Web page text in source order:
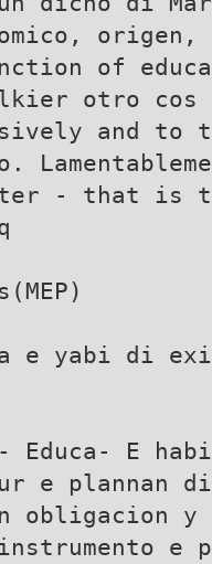
of
otro cos
and
- that is
e yabi di
- Educa- E
e plannan
obligacion y
e